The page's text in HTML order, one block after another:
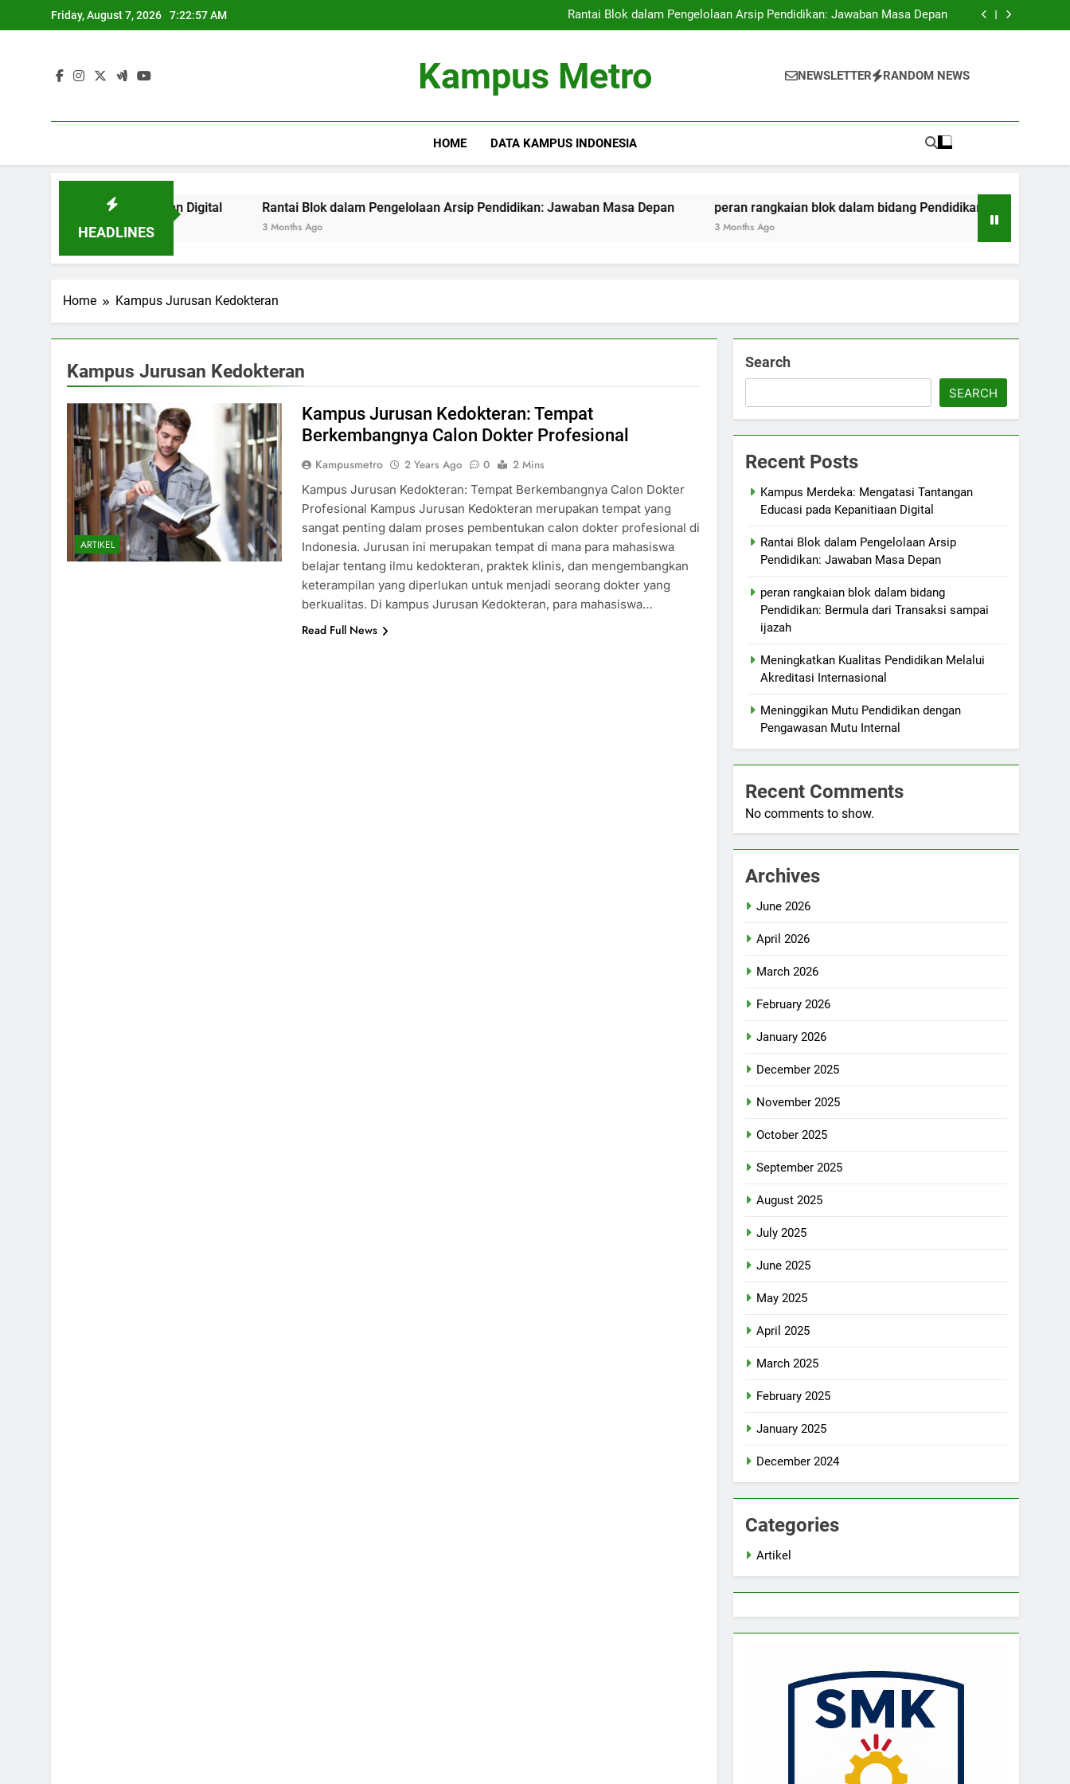
to
Friday, August 7, 2026 7:22:57 AM
Rantai Blok dalam Pengelolaan Arsip Pendidikan: Jawaban Masa Depan
peran rangkaian blok dalam bidang Pendidikan: Bermula dari Transaksi
Rantai Blok dalam Pengelolaan Arsip Pendidikan: Jawaban Masa Depan
peran rangkaian blok dalam bidang Pendidikan: Bermula dari Transaksi
Kampus Metro NEWSLETTER RANDOM NEWS
HOME DATA KAMPUS INDONESIA
HEADLINES
pada Kepanitiaan Digital Rantai Blok dalam Pengelolaan Arsip Pendidikan: Jawaban Masa Depan
3 Months Ago
peran rangkaian blok dalam bidang Pendidikan: Bermula dari
3 Months Ago
Home Kampus Jurusan Kedokteran
Kampus Jurusan Kedokteran
ARTIKEL
Kampus Jurusan Kedokteran: Tempat
Berkembangnya Calon Dokter Profesional
Kampusmetro 2 Years Ago 0
2 Mins
Kampus Jurusan Kedokteran: Tempat Berkembangnya Calon Dokter
Profesional Kampus Jurusan Kedokteran merupakan tempat yang
sangat penting dalam proses pembentukan calon dokter profesional di
Indonesia. Jurusan ini merupakan tempat di mana para mahasiswa
belajar tentang ilmu kedokteran, praktek klinis, dan mengembangkan
keterampilan yang diperlukan untuk menjadi seorang dokter yang
berkualitas. Di kampus Jurusan Kedokteran, para mahasiswa…
Read Full News
Search
SEARCH
Recent Posts
Kampus Merdeka: Mengatasi Tantangan
Educasi pada Kepanitiaan Digital
Rantai Blok dalam Pengelolaan Arsip
Pendidikan: Jawaban Masa Depan
peran rangkaian blok dalam bidang
Pendidikan: Bermula dari Transaksi sampai
ijazah
Meningkatkan Kualitas Pendidikan Melalui
Akreditasi Internasional
Meninggikan Mutu Pendidikan dengan
Pengawasan Mutu Internal
Recent Comments
No comments to show.
Archives
June 2026
April 2026
March 2026
February 2026
January 2026
December 2025
November 2025
October 2025
September 2025
August 2025
July 2025
June 2025
May 2025
April 2025
March 2025
February 2025
January 2025
December 2024
Categories
Artikel